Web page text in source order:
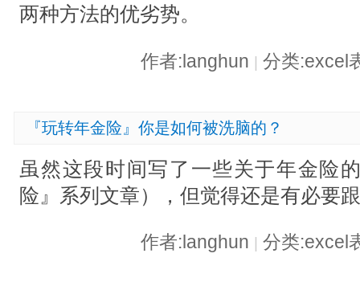
两种方法的优劣势。
作者:langhun | 分类:excel
『玩转年金险』你是如何被洗脑的？
虽然这段时间写了一些关于年金险
险』系列文章），但觉得还是有必要
作者:langhun 分类:excel